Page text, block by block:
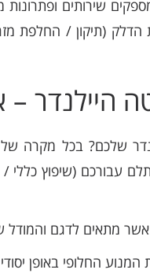
שירותים
(תיקון / החלפת
היילנדר –
שלכם? בכל מקרה
עבורכם (שיפוץ
אשר מתאים לדגם
החלופי באופן יסודי